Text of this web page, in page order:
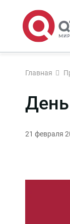
Главная
21 февраля